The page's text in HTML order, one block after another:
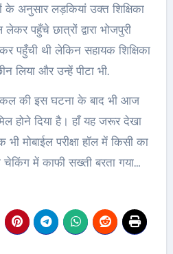
के अनुसार लड़कियां उक्त शिक्षिका
लेकर पहुँचे छात्रों द्वारा भोजपुरी
पहुँची थी लेकिन सहायक शिक्षिका
लिया और उन्हें पीटा भी.
की इस घटना के बाद भी आज
होने दिया है। हाँ यह जरूर देखा
मोबाईल परीक्षा हॉल में किसी का
चेकिंग में काफी सख्ती बरता गया…